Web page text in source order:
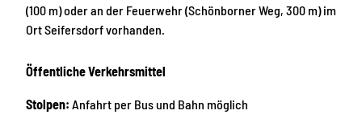
(100 m) oder an der Feuerwehr (Schönborner Weg, 300 m) im
Ort Seifersdorf vorhanden.
Öffentliche Verkehrsmittel
Stolpen: Anfahrt per Bus und Bahn möglich